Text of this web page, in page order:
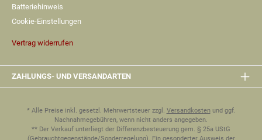
Batteriehinweis
Cookie-Einstellungen
Vertrag widerrufen
ZAHLUNGS- UND VERSANDARTEN
* Alle Preise inkl. gesetzl. Mehrwertsteuer zzgl. Versandkostenund ggf.
Nachnahmegebühren, wenn nicht anders angegeben.
** Der Verkauf unterliegt der Differenzbesteuerung gem. § 25a UStG